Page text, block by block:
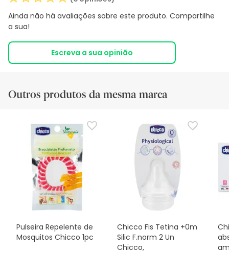
Ainda não há avaliações sobre este produto. Compartilhe
a sua!
Escreva a sua opinião
Outros produtos da mesma marca
Pulseira Repelente de
Mosquitos Chicco 1pc
Chicco Fis Tetina +0m
Silic F.norm 2 Un
Chicco,